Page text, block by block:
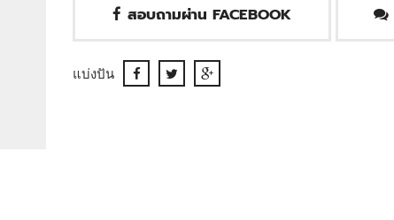
สอบถามผ่าน FACEBOOK
แบ่งปัน